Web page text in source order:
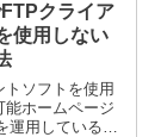
クライア
使用しない
トソフトを使用
能ホームページ
用している方